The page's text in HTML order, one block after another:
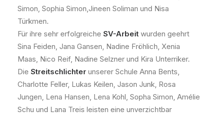
Simon, Sophia Simon,Jineen Soliman und Nisa
Türkmen.
Für ihre sehr erfolgreiche SV-Arbeit wurden geehrt
Sina Feiden, Jana Gansen, Nadine Fröhlich, Xenia
Maas, Nico Reif, Nadine Selzner und Kira Unterriker.
Die Streitschlichter unserer Schule Anna Bents,
Charlotte Feller, Lukas Keilen, Jason Junk, Rosa
Jungen, Lena Hansen, Lena Kohl, Sopha Simon, Amélie
Schu und Lana Treis leisten eine unverzichtbar